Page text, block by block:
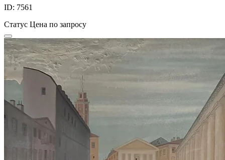
ID: 7561
Статус Цена по запросу